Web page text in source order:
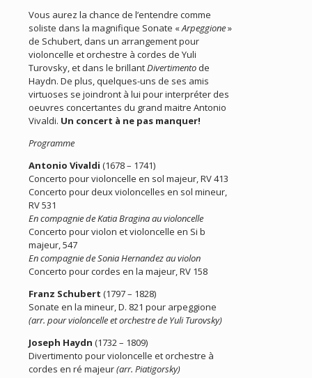
Vous aurez la chance de l’entendre comme
soliste dans la magnifique Sonate «Arpeggione»
de Schubert, dans un arrangement pour
violoncelle et orchestre à cordes de Yuli
Turovsky, et dans le brillantDivertimentode
Haydn. De plus, quelques-uns de ses amis
virtuoses se joindront à lui pour interpréter des
oeuvres concertantes du grand maitre Antonio
Vivaldi. Un concert à ne pas manquer!
Programme
Antonio Vivaldi (1678 – 1741)
Concerto pour violoncelle en sol majeur, RV 413
Concerto pour deux violoncelles en sol mineur,
RV 531
En compagnie de Katia Bragina au violoncelle
Concerto pour violon et violoncelle en Si b
majeur, 547
En compagnie de Sonia Hernandez au violon
Concerto pour cordes en la majeur, RV 158
Franz Schubert (1797 – 1828)
Sonate en la mineur, D. 821 pour arpeggione
(arr. pour violoncelle et orchestre de Yuli Turovsky)
Joseph Haydn (1732 – 1809)
Divertimento pour violoncelle et orchestre à
cordes en ré majeur(arr. Piatigorsky)